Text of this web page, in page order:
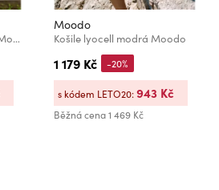
Vzorovaná košile modrá Moodo
Moodo
Košile lyocell modrá Moodo
1 179 Kč
Běžná cena1 469 Kč
-20%
s kódem LETO20:943 Kč